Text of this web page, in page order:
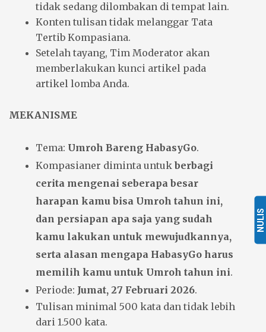
tidak sedang dilombakan di tempat lain.
Konten tulisan tidak melanggar Tata
Tertib Kompasiana.
Setelah tayang, Tim Moderator akan
memberlakukan kunci artikel pada
artikel lomba Anda.
MEKANISME
Tema: Umroh Bareng HabasyGo.
Kompasianer diminta untuk berbagi
cerita mengenai seberapa besar
harapan kamu bisa Umroh tahun ini,
dan persiapan apa saja yang sudah
kamu lakukan untuk mewujudkannya,
serta alasan mengapa HabasyGo harus
memilih kamu untuk Umroh tahun ini.
Periode: Jumat, 27 Februari 2026.
Tulisan minimal 500 kata dan tidak lebih
dari 1.500 kata.
NULIS